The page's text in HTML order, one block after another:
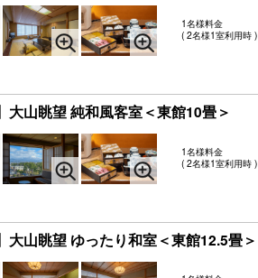
1名様料金
( 2名様1室利用時 )
大山眺望 純和風客室＜東館10畳＞
1名様料金
( 2名様1室利用時 )
大山眺望 ゆったり和室＜東館12.5畳＞